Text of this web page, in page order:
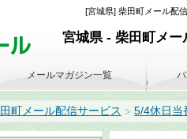
[宮城県] 柴田町メール配
宮城県 - 柴田町メー
町メール配信サービス > 5/4休日当
メールマガジン一覧